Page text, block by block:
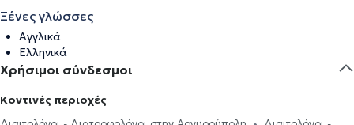
Ξένες γλώσσες
Αγγλικά
Ελληνικά
Χρήσιμοι σύνδεσμοι
Κοντινές περιοχές